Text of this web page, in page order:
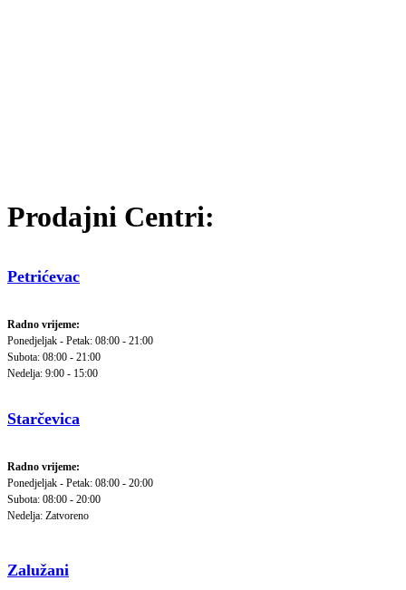
Prodajni Centri:
Petrićevac
Radno vrijeme:
Ponedjeljak - Petak: 08:00 - 21:00
Subota: 08:00 - 21:00
Nedelja: 9:00 - 15:00
Starčevica
Radno vrijeme:
Ponedjeljak - Petak: 08:00 - 20:00
Subota: 08:00 - 20:00
Nedelja: Zatvoreno
Zalužani